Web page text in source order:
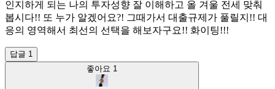
인지하게 되는 나의 투자성향 잘 이해하고 올 겨울 전세 맞춰
봅시다!! 또 누가 알겠어요?! 그때가서 대출규제가 풀릴지!! 대
응의 영역해서 최선의 선택을 해보자구요!! 화이팅!!!
답글 1
좋아요 1